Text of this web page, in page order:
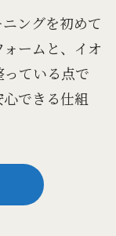
ングを初めて
ームと、イオ
ている点で
できる仕組